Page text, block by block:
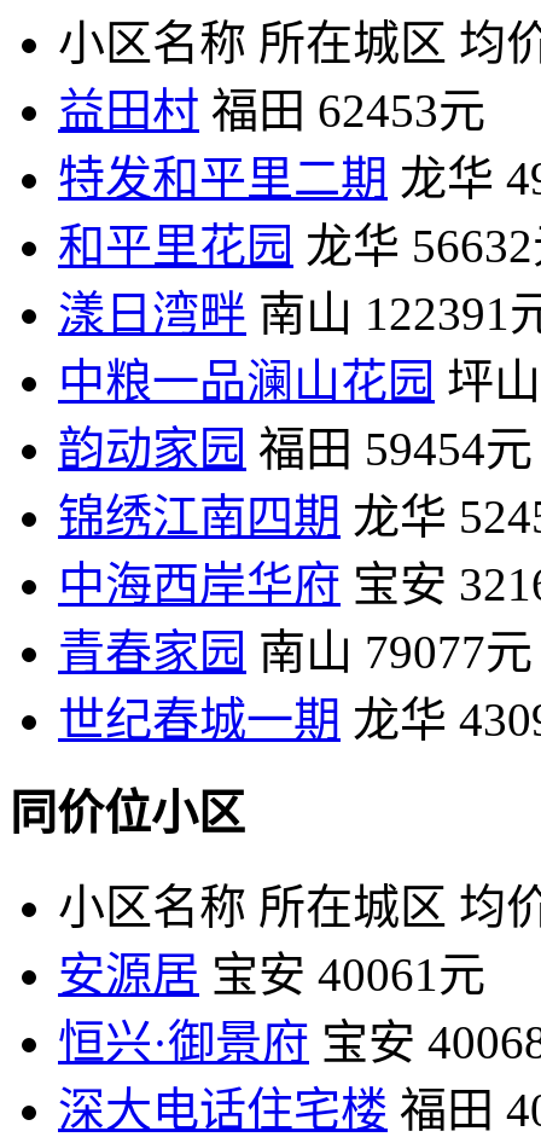
小区名称 所在城区 均
益田村 福田 62453元
特发和平里二期 龙华
和平里花园 龙华
漾日湾畔 南山 122391
中粮一品澜山花园 坪山
韵动家园 福田 59454元
锦绣江南四期 龙华
中海西岸华府 宝安
青春家园 南山 79077元
世纪春城一期 龙华
同价位小区
小区名称 所在城区 均
安源居 宝安 40061元
恒兴·御景府 宝安
深大电话住宅楼 福田